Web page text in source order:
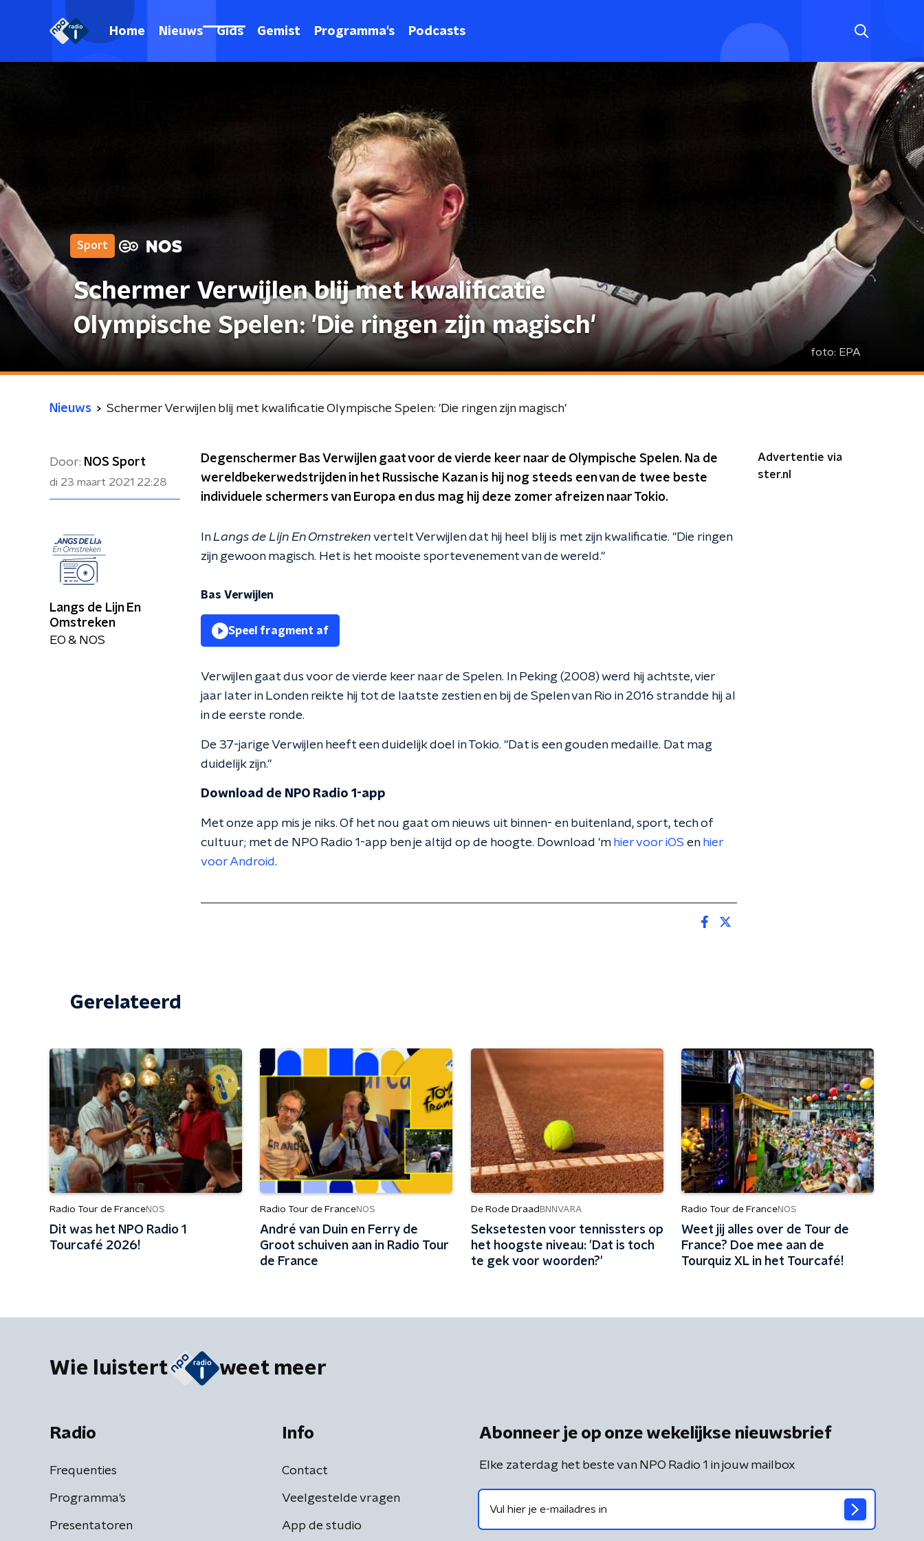
Home Nieuws Gids Gemist Programma's Podcasts
Sport
Schermer Verwijlen blij met kwalificatie
Olympische Spelen: 'Die ringen zijn magisch'
foto: EPA
Nieuws Schermer Verwijlen blij met kwalificatie Olympische Spelen: 'Die ringen zijn magisch'
Door: NOS Sport
di 23 maart 2021 22:28
Degenschermer Bas Verwijlen gaat voor de vierde keer naar de Olympische Spelen. Na de
wereldbekerwedstrijden in het Russische Kazan is hij nog steeds een van de twee beste
individuele schermers van Europa en dus mag hij deze zomer afreizen naar Tokio.
InLangs de Lijn En Omstreken vertelt Verwijlen dat hij heel blij is met zijn kwalificatie. "Die ringen
zijn gewoon magisch. Het is het mooiste sportevenement van de wereld."
Bas Verwijlen
Speel fragment af
Verwijlen gaat dus voor de vierde keer naar de Spelen. In Peking (2008) werd hij achtste, vier
jaar later in Londen reikte hij tot de laatste zestien en bij de Spelen van Rio in 2016 strandde hij al
in de eerste ronde.
De 37-jarige Verwijlen heeft een duidelijk doel in Tokio. "Dat is een gouden medaille. Dat mag
duidelijk zijn."
Download de NPO Radio 1-app
Met onze app mis je niks. Of het nou gaat om nieuws uit binnen- en buitenland, sport, tech of
cultuur; met de NPO Radio 1-app ben je altijd op de hoogte. Download 'm hier voor iOS en hier
voor Android.
Advertentie via
ster.nl
Langs de Lijn En
Omstreken
EO & NOS
Gerelateerd
Radio Tour de FranceNOS
Dit was het NPO Radio 1
Tourcafé 2026!
Radio Tour de FranceNOS
André van Duin en Ferry de
Groot schuiven aan in Radio Tour
de France
De Rode Draad BNNVARA
Seksetesten voor tennissters op
het hoogste niveau: 'Dat is toch
te gek voor woorden?'
Radio Tour de FranceNOS
Weet jij alles over de Tour de
France? Doe mee aan de
Tourquiz XL in het Tourcafé!
Wie luistert weet meer
Radio
Frequenties
Programma's
Presentatoren
Info
Contact
Veelgestelde vragen
App de studio
Abonneer je op onze wekelijkse nieuwsbrief
Elke zaterdag het beste van NPO Radio 1 in jouw mailbox